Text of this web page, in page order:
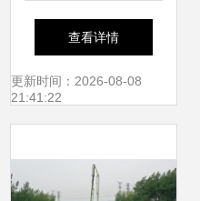
文明施工标准化管
理图解（A3版式附
查看详情
更新时间：2026-08-08
21:41:22